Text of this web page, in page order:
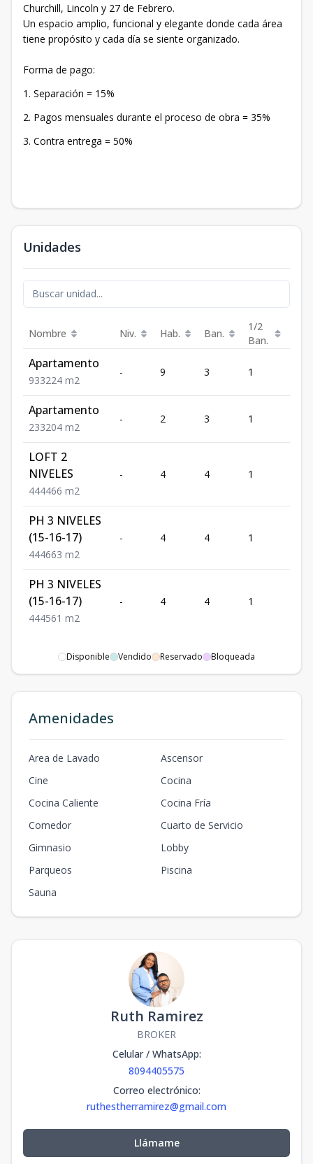
Churchill, Lincoln y 27 de Febrero.
Un espacio amplio, funcional y elegante donde cada área
tiene propósito y cada día se siente organizado.
Forma de pago:
1. Separación = 15%
2. Pagos mensuales durante el proceso de obra = 35%
3. Contra entrega = 50%
Unidades
Nombre Niv. Hab. Ban.
1/2
Ban.
Apartamento
933224 m2
- 9 3 1
Apartamento
233204 m2
- 2 3 1
LOFT 2
NIVELES
444466 m2
- 4 4 1
PH 3 NIVELES
(15-16-17)
444663 m2
- 4 4 1
PH 3 NIVELES
(15-16-17)
444561 m2
- 4 4 1
Disponible Vendido Reservado Bloqueada
Amenidades
Area de Lavado
Ascensor
Cine
Cocina
Cocina Caliente
Cocina Fría
Comedor
Cuarto de Servicio
Gimnasio
Lobby
Parqueos
Piscina
Sauna
Ruth Ramirez
BROKER
Celular / WhatsApp:
8094405575
Correo electrónico:
ruthestherramirez@gmail.com
Llámame